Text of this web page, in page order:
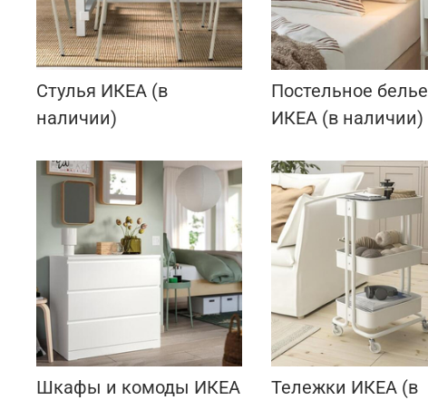
Стулья ИКЕА (в
наличии)
Постельное белье
ИКЕА (в наличии)
Шкафы и комоды ИКЕА
Тележки ИКЕА (в